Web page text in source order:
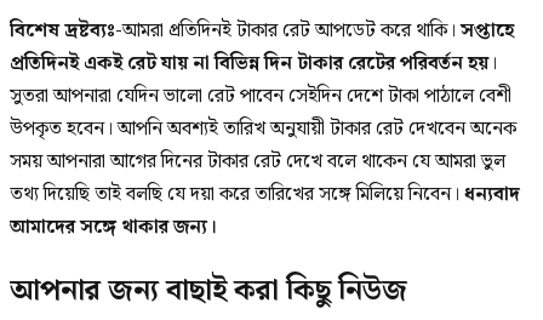
বিশেষ দ্রষ্টব্যঃ-আমরা প্রতিদিনই টাকার রেট আপডেট করে থাকি।সপ্তাহে
প্রতিদিনই একই রেট যায় না বিভিন্ন দিন টাকার রেটের পরিবর্তন হয়।
সুতরা আপনারা যেদিন ভালো রেট পাবেন সেইদিন দেশে টাকা পাঠালে বেশী
উপকৃত হবেন। আপনি অবশ্যই তারিখ অনুযায়ী টাকার রেট দেখবেন অনেক
সময় আপনারা আগের দিনের টাকার রেট দেখে বলে থাকেন যে আমরা ভুল
তথ্য দিয়েছি তাই বলছি যে দয়া করে তারিখের সঙ্গে মিলিয়ে নিবেন। ধন্যবাদ
আমাদের সঙ্গে থাকার জন্য।
আপনার জন্য বাছাই করা কিছু নিউজ